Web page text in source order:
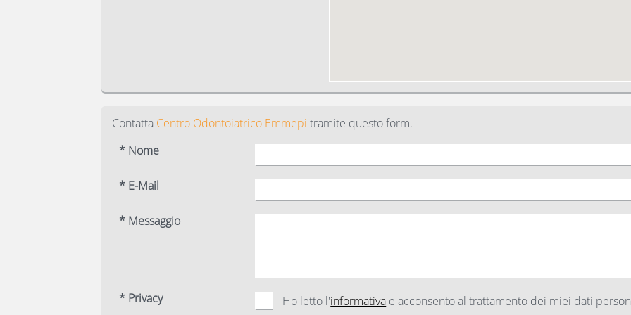
Contatta Centro Odontoiatrico Emmepi tramite questo form.
* Nome
* E-Mail
* Messaggio
* Privacy Ho letto l'informativa e acconsento al trattamento dei miei dati